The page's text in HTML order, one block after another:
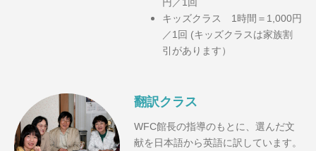
キッズクラス 1時間＝1,000円
／1回 (キッズクラスは家族割
引があります）
翻訳クラス
WFC館長の指導のもとに、選んだ文
献を日本語から英語に訳しています。